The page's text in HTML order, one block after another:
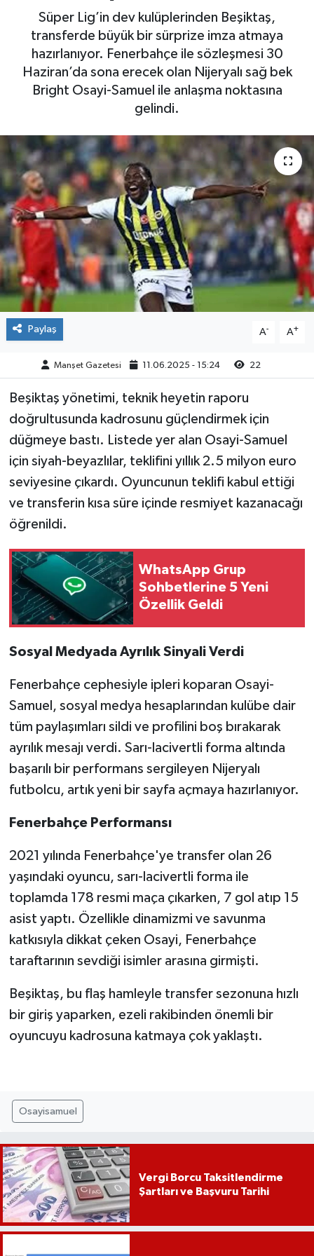
Süper Lig’in dev kulüplerinden Beşiktaş,
transferde büyük bir sürprize imza atmaya
hazırlanıyor. Fenerbahçe ile sözleşmesi 30
Haziran’da sona erecek olan Nijeryalı sağ bek
Bright Osayi-Samuel ile anlaşma noktasına
gelindi.
Paylaş A- A+
Manşet Gazetesi 11.06.2025 - 15:24 22
Beşiktaş yönetimi, teknik heyetin raporu
doğrultusunda kadrosunu güçlendirmek için
düğmeye bastı. Listede yer alan Osayi-Samuel
için siyah-beyazlılar, teklifini yıllık 2.5 milyon euro
seviyesine çıkardı. Oyuncunun teklifi kabul ettiği
ve transferin kısa süre içinde resmiyet kazanacağı
öğrenildi.
WhatsApp Grup
Sohbetlerine 5 Yeni
Özellik Geldi
Sosyal Medyada Ayrılık Sinyali Verdi
Fenerbahçe cephesiyle ipleri koparan Osayi-
Samuel, sosyal medya hesaplarından kulübe dair
tüm paylaşımları sildi ve profilini boş bırakarak
ayrılık mesajı verdi. Sarı-lacivertli forma altında
başarılı bir performans sergileyen Nijeryalı
futbolcu, artık yeni bir sayfa açmaya hazırlanıyor.
Fenerbahçe Performansı
2021 yılında Fenerbahçe'ye transfer olan 26
yaşındaki oyuncu, sarı-lacivertli forma ile
toplamda 178 resmi maça çıkarken, 7 gol atıp 15
asist yaptı. Özellikle dinamizmi ve savunma
katkısıyla dikkat çeken Osayi, Fenerbahçe
taraftarının sevdiği isimler arasına girmişti.
Beşiktaş, bu flaş hamleyle transfer sezonuna hızlı
bir giriş yaparken, ezeli rakibinden önemli bir
oyuncuyu kadrosuna katmaya çok yaklaştı.
Osayisamuel
Vergi Borcu Taksitlendirme
Şartları ve Başvuru Tarihi
Yaşam